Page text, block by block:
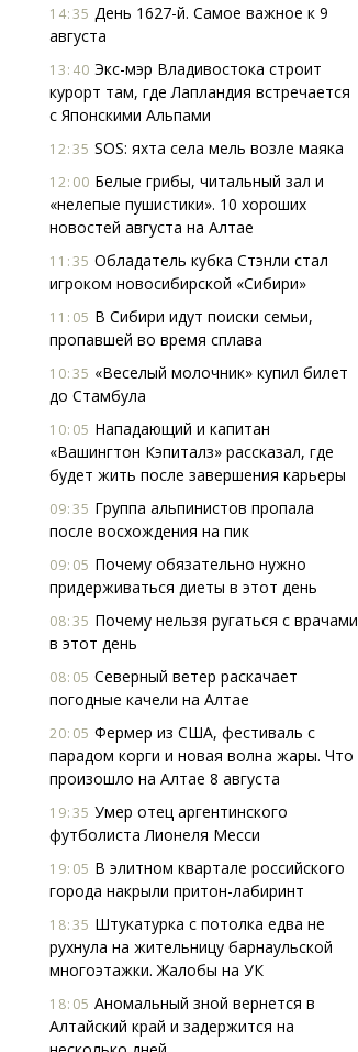
14:35 День 1627-й. Самое важное к 9
августа
13:40 Экс-мэр Владивостока строит
курорт там, где Лапландия встречается
с Японскими Альпами
12:35 SOS: яхта села мель возле маяка
12:00 Белые грибы, читальный зал и
«нелепые пушистики». 10 хороших
новостей августа на Алтае
11:35 Обладатель кубка Стэнли стал
игроком новосибирской «Сибири»
11:05 В Сибири идут поиски семьи,
пропавшей во время сплава
10:35 «Веселый молочник» купил билет
до Стамбула
10:05 Нападающий и капитан
«Вашингтон Кэпиталз» рассказал, где
будет жить после завершения карьеры
09:35 Группа альпинистов пропала
после восхождения на пик
09:05 Почему обязательно нужно
придерживаться диеты в этот день
08:35 Почему нельзя ругаться с врачами
в этот день
08:05 Северный ветер раскачает
погодные качели на Алтае
20:05 Фермер из США, фестиваль с
парадом корги и новая волна жары. Что
произошло на Алтае 8 августа
19:35 Умер отец аргентинского
футболиста Лионеля Месси
19:05 В элитном квартале российского
города накрыли притон-лабиринт
18:35 Штукатурка с потолка едва не
рухнула на жительницу барнаульской
многоэтажки. Жалобы на УК
18:05 Аномальный зной вернется в
Алтайский край и задержится на